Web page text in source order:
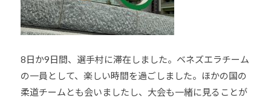
8日か9日間、選手村に滞在しました。ベネズエラチーム
の一員として、楽しい時間を過ごしました。ほかの国の
柔道チームとも会いましたし、大会も一緒に見ることが